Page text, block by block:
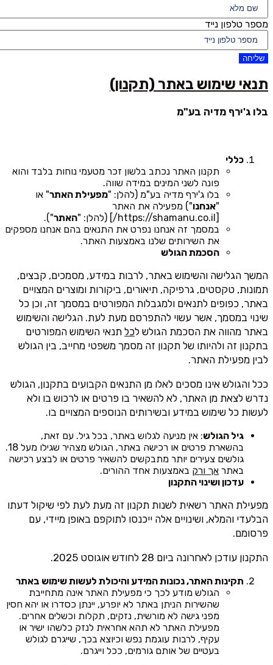
מספר טלפון נייד
שליחה
תנאי שימוש באתר (תקנון)
בלו ג'ירף מדיה בע"מ
כללי
תקנון האתר נכתב בלשון זכר מטעמי נוחות בלבד והוא
פונה לשני המינים במידה שווה.
בלו ג'ירף מדיה בע"מ (להלן: "מפעילת האתר" או
"אנחנו") מפעילה את האתר
[https://shamanu.co.il/] (להלן: "
האתר").
במסמך זה אנחנו נפרט את התנאים בהם אנחנו מספקים
את השירותים שלנו באמצעות האתר.
הסכמת הגולש
המשך הגלישה והשימוש באתר, לרבות במידע, מסמכים, קבצים,
תמונות, טקסטים, גרפיקה, תיאורים, ביקורות ומוצרים המצויים
באתר, כפופים לתנאים ולמגבלות המפורטים במסמך זה, וכן כל
שינוי במסמך, אשר עשוי להתפרסם מעת לעת. הגלישה והשימוש
באתר מהווה את הסכמת הגולש לכל תנאי השימוש המפורטים
בתקנון זה ולהיותו של תקנון זה מסמך משפטי מחייב, בין הגולש
לבין מפעילת האתר.
ככל והגולש אינו מסכים לאלו מן התנאים הקבועים בתקנון, הגולש
נדרש לצאת מן האתר, לא להשאיר בו פרטים או לרכוש בו ולא
לעשות כל שימוש במידע ובשירותים הנוספים המצויים בו.
גיל הגולש: אין מניעה לגלוש באתר, בכל גיל. עם זאת,
בהשארת פרטים או רכישה באתר, הגולש מצהיר שגילו מעל 18.
גולשים צעירים יותר מתבקשים להשאיר פרטים או לבצע רכישה
באתר אך ורק באמצעות אחד ההורים.
עדכון ושינוי התקנון
מפעילת האתר רשאית לשנות תקנון זה מעת לעת לפי שיקול דעתו
הבלעדי והמלא, ושינויים אלה ייכנסו לתוקפם באופן מיידי, עם
פרסומם.
התקנון עודכן לאחרונה ביום 28 לחודש אוגוסט 2025.
תקינות האתר, נכונות המידע והיכולת לעשות שימוש באתר
הגולש מודע לכך כי מפעילת האתר אינה מתחייבת
שהשירות הניתן באתר לא יופרע, יינתן כסדרו או יהא חסין
מפני גישה לא מורשית, נזקים, תקלות וכשלים אחרים.
מפעילת האתר לא תהא אחראית לנזק כלשהו ישיר או
עקיף, לרבות עוגמת נפש וכיוצא בכך, שייגרם לגולש
בעטיים של אותם גורמים, ככל וייגרם.